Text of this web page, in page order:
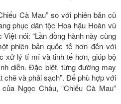
Cà Mau” so với phiên bản cũ
phục dân tộc Hoa hậu Hoàn vũ
nói: “Lần đồng hành này cùng
phiên bản quốc tế hơn đến với
xử lý tỉ mỉ và tinh tế hơn, giúp bộ
diễn. Đặc biệt, từng đường may
chẽ và phải sạch”. Để phù hợp với
Ngọc Châu, “Chiếu Cà Mau”